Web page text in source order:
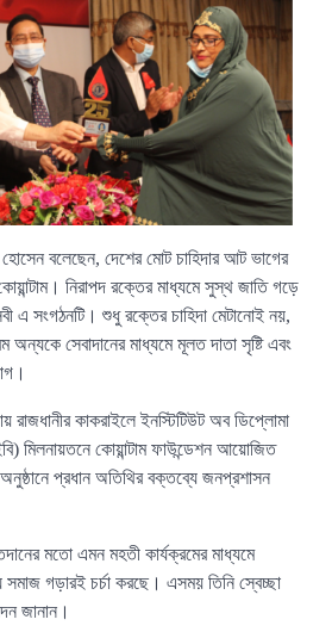
বলেছেন, দেশের মোট চাহিদার আট ভাগের
নিরাপদ রক্তের মাধ্যমে সুস্থ জাতি গড়ে
এ সংগঠনটি। শুধু রক্তের চাহিদা মেটানোই নয়,
অন্যকে সেবাদানের মাধ্যমে মূলত দাতা সৃষ্টি এবং
রাজধানীর কাকরাইলে ইনস্টিটিউট অব ডিপ্লোমা
মিলনায়তনে কোয়ান্টাম ফাউন্ডেশন আয়োজিত
অনুষ্ঠানে প্রধান অতিথির বক্তব্যে জনপ্রশাসন
মতো এমন মহতী কার্যক্রমের মাধ্যমে
সমাজ গড়ারই চর্চা করছে। এসময় তিনি স্বেচ্ছা
জানান।